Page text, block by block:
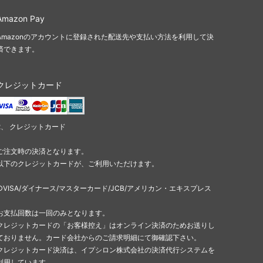
Pay
のアカウントに登録された配送先や支払い方法を利用して決
できます。
レジットカード
クレジットカード
注文時の決済となります。
下のクレジットカードが、ご利用いただけます。
ダイナース/マスターカード/JCB/アメリカン・エキスプレス
支払回数は一回のみとなります。
レジットカードの「お客様控え」はオンライン決済のためお送りし
おりません。カード会社からのご請求明細にて御確認下さい。
レジットカード決済は、イプシロン株式会社の決済代行システムを